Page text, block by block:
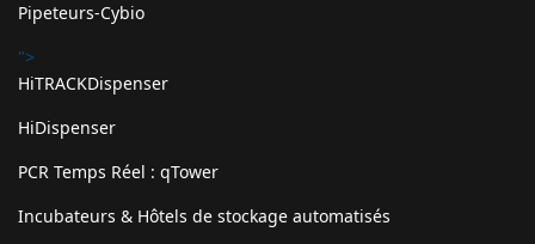
Pipeteurs-Cybio
">
HiTRACKDispenser
HiDispenser
PCR Temps Réel : qTower
Incubateurs & Hôtels de stockage automatisés